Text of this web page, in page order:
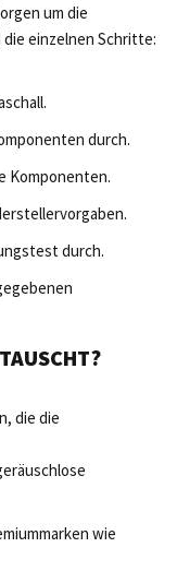
um die
einzelnen Schritte:
durch.
Komponenten.
durch.
die die
wie